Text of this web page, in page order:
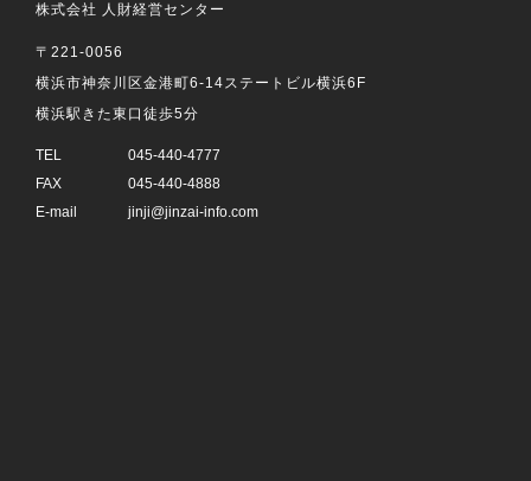
株式会社 人財経営センター
〒221-0056
横浜市神奈川区金港町6-14ステートビル横浜6F
横浜駅きた東口徒歩5分
TEL
045-440-4777
FAX
045-440-4888
E-mail
jinji@jinzai-info.com